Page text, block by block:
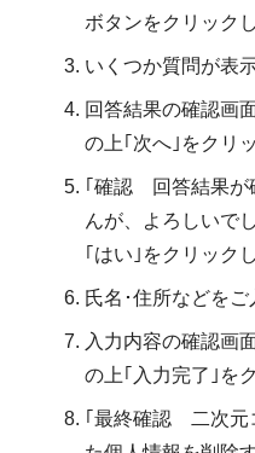
ボタンをクリック
いくつか質問が表
回答結果の確認画
の上｢次へ｣をクリ
｢確認 回答結果が
んが、よろしいで
｢はい｣をクリック
氏名･住所などを
入力内容の確認画
の上｢入力完了｣を
｢最終確認 二次元